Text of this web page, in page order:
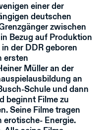
einer der
deutschen
zwischen
Bezug auf Produktion
der DDR geboren
ersten
Müller an der
an
Schule und dann
beginnt Filme zu
Seine Filme tragen
erotische- Energie.